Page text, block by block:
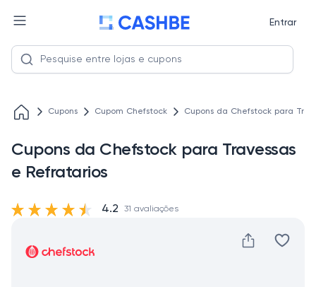
Entrar
Cupons Cupom Chefstock Cupons da Chefstock para
Cupons da Chefstock para Travessas
e Refratarios
4.2 31 avaliações